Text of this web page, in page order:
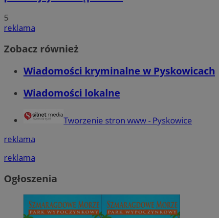
5
reklama
Zobacz również
Wiadomości kryminalne w Pyskowicach
Wiadomości lokalne
Tworzenie stron www - Pyskowice
reklama
reklama
Ogłoszenia